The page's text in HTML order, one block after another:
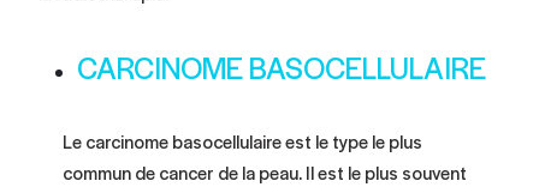
CARCINOME BASOCELLULAIRE
Le carcinome basocellulaire est le type le plus
commun de cancer de la peau. Il est le plus souvent